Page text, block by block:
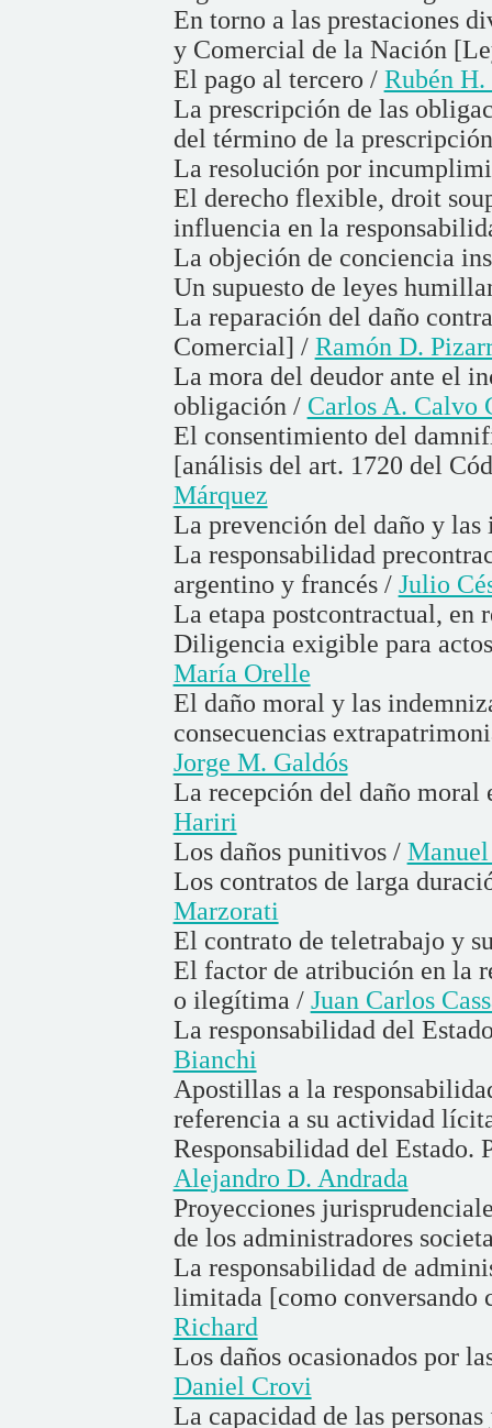
En torno a las prestaciones
y Comercial de la Nación
El pago al tercero / Rubén H.
La prescripción de las
del término de la
La resolución por
El derecho flexible, droit
influencia en la
La objeción de conciencia
Un supuesto de leyes
La reparación del daño
Comercial] / Ramón D.
La mora del deudor ante el
obligación / Carlos A. Calvo
El consentimiento del
[análisis del art. 1720 del
Márquez
La prevención del daño y
La responsabilidad
argentino y francés / Julio
La etapa postcontractual, en
Diligencia exigible para
María Orelle
El daño moral y las
consecuencias
Jorge M. Galdós
La recepción del daño
Hariri
Los daños punitivos /
Los contratos de larga
Marzorati
El contrato de teletrabajo y
El factor de atribución en la
o ilegítima / Juan Carlos
La responsabilidad del
Bianchi
Apostillas a la
referencia a su actividad
Responsabilidad del Estado.
Alejandro D. Andrada
Proyecciones
de los administradores
La responsabilidad de
limitada [como
Richard
Los daños ocasionados por
Daniel Crovi
La capacidad de las